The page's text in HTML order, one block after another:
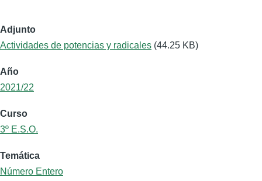
Adjunto
Actividades de potencias y radicales (44.25 KB)
Año
2021/22
Curso
3º E.S.O.
Temática
Número Entero